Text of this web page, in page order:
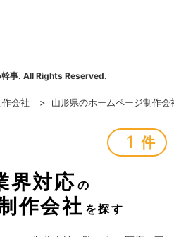
事. All Rights Reserved.
会社 > 山形県のホームページ制作会
1 件
界対応 の
作会社 を探す